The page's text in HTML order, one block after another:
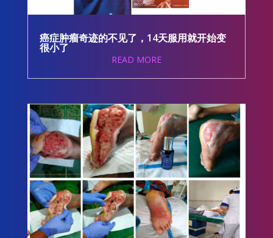
癌症肿瘤奇迹的不见了，14天服用就开始变
很小了
READ MORE